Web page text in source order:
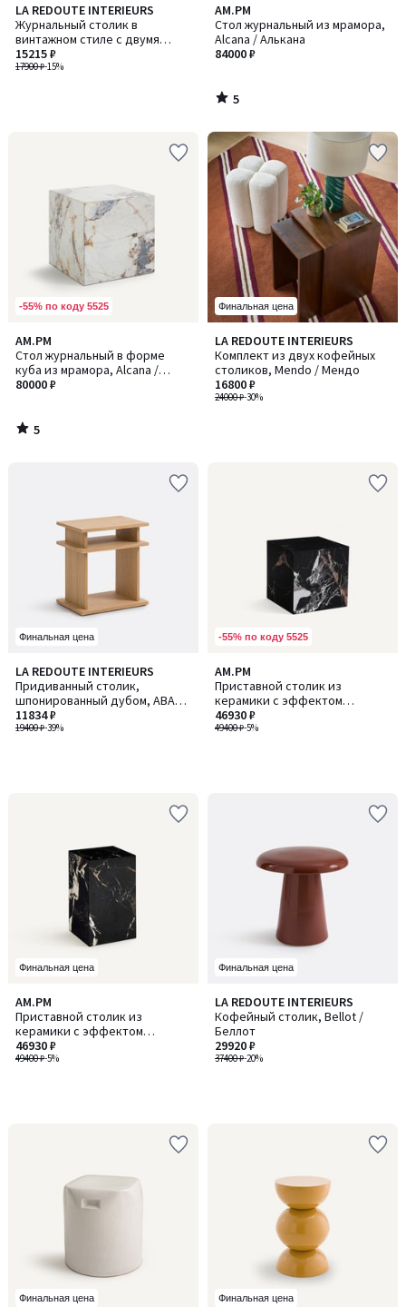
LA REDOUTE INTERIEURS
Журнальный столик в
винтажном стиле с двумя
уровнями столешниц, из
шпона ореха, Quilda / Кильда
17900 ₽-15%
15215 ₽
AM.PM
Стол журнальный из мрамора,
Alcana / Алькана
84000 ₽
5
/
5
5
/
-55% по коду 5525
AM.PM
Стол журнальный в форме
куба из мрамора, Alcana /
Алкана
80000 ₽
5
/
5
5
/
Финальная цена
LA REDOUTE INTERIEURS
Комплект из двух кофейных
столиков, Mendo / Мендо
24000 ₽-30%
16800 ₽
Финальная цена
LA REDOUTE INTERIEURS
Придиванный столик,
шпонированный дубом, ABAC /
АБАК
19400 ₽-39%
11834 ₽
-55% по коду 5525
AM.PM
Приставной столик из
керамики с эффектом
мрамора, ALCANA / АЛКАНА
49400 ₽-5%
46930 ₽
Финальная цена
AM.PM
Приставной столик из
керамики с эффектом
мрамора, ALCANA / АЛКАНА
49400 ₽-5%
46930 ₽
Финальная цена
LA REDOUTE INTERIEURS
Кофейный столик, Bellot /
Беллот
37400 ₽-20%
29920 ₽
Финальная цена Финальная цена